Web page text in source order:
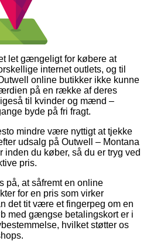
let gængeligt for købere at
internet outlets, og til
online butikker ikke kunne
på en række af deres
til kvinder og mænd –
byde på fri fragt.
mindre være nyttigt at tjekke
udsalg på Outwell – Montana
inden du køber, så du er tryg ved
pris.
på, at såfremt en online
for en pris som virker
det tit være et fingerpeg om en
med gængse betalingskort er i
hvilket støtter os